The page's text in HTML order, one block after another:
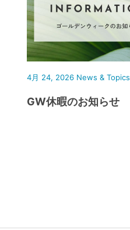
4月 24, 2026 News & Topics
GW休暇のお知らせ